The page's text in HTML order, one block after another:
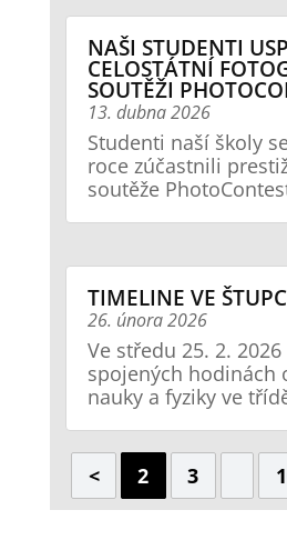
NAŠI STUDENTI
CELOSTÁTNÍ
SOUTĚŽI
13. dubna 2026
Studenti naší školy
roce zúčastnili
soutěže
TIMELINE VE
26. února 2026
Ve středu 25. 2.
spojených hodinách
nauky a fyziky ve
< 2 3